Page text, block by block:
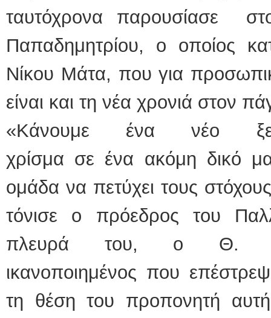
ταυτόχρονα παρουσίασε
Παπαδημητρίου, ο οποίος
Νίκου Μάτα, που για
είναι και τη νέα χρονιά στον
«Κάνουμε ένα νέο
χρίσμα σε ένα ακόμη δικό
ομάδα να πετύχει τους
τόνισε ο πρόεδρος του
πλευρά του, ο Θ.
ικανοποιημένος που
τη θέση του προπονητή